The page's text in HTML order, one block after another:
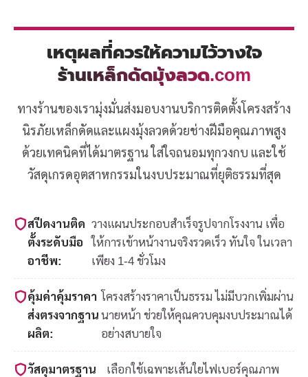
เหตุผลที่ควรให้ความไว้วางใจ
ร้านเหล็กดัดมุ้งลวด.com
ทางร้านของเรามุ่งมั่นส่งมอบงานบริการติดตั้งโครงสร้าง
นิรภัยเหล็กดัดและแผงมุ้งลวดด้วยช่างฝีมือคุณภาพสูง
ด้วยเทคนิคที่ได้มาตรฐาน ใส่ใจถนอมทุกวงกบ และใช้
วัสดุเกรดอุตสาหกรรมในงบประมาณที่ยุติธรรมที่สุด
สปีดงานติด
ตั้งระดับมือ
อาชีพ:
วางแผนประกอบสำเร็จรูปจากโรงงาน เพื่อ
ให้การเข้าหน้างานจริงรวดเร็ว ทันใจ ในเวลา
เพียง 1-4 ชั่วโมง
คุ้มค่าคุ้มราคา
ส่งตรงจากฐาน
ผลิต:
โครงสร้างราคาเป็นธรรม ไม่มีบวกเพิ่มผ่าน
นายหน้า ช่วยให้คุณควบคุมงบประมาณได้
อย่างสบายใจ
วัสดุมาตรฐาน
เลือกใช้เฉพาะเส้นใยไฟเบอร์คุณภาพ